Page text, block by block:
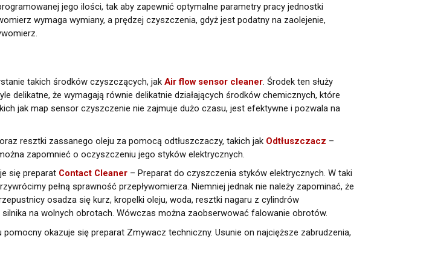
jego ilości, tak aby zapewnić optymalne parametry pracy jednostki
wymaga wymiany, a prędzej czyszczenia, gdyż jest podatny na zaolejenie,
takich środków czyszczących, jakAir flow sensor cleaner. Środek ten służy
delikatne, że wymagają równie delikatnie działających środków chemicznych, które
jak map sensor czyszczenie nie zajmuje dużo czasu, jest efektywne i pozwala na
resztki zassanego oleju za pomocą odtłuszczaczy, takich jak Odtłuszczacz –
zapomnieć o oczyszczeniu jego styków elektrycznych.
się preparat Contact Cleaner – Preparat do czyszczenia styków elektrycznych. W taki
pełną sprawność przepływomierza. Niemniej jednak nie należy zapominać, że
osadza się kurz, kropelki oleju, woda, resztki nagaru z cylindrów
na wolnych obrotach. Wówczas można zaobserwować falowanie obrotów.
okazuje się preparat Zmywacz techniczny. Usunie on najcięższe zabrudzenia,
na moje zapytanie. Zapoznałem/zapoznałam się z
i możliwości ich poprawiania. Jestem świadom/świadoma, iż